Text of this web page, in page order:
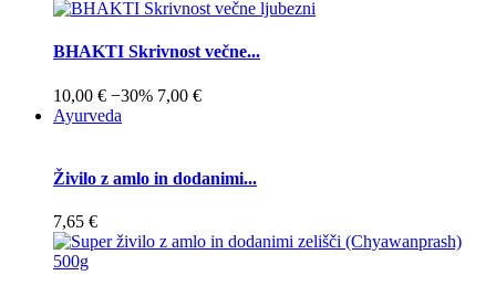
BHAKTI Skrivnost večne...
10,00 € −30% 7,00 €
Ayurveda
Živilo z amlo in dodanimi...
7,65 €